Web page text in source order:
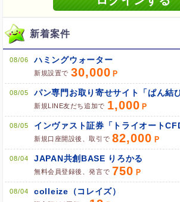
ポイント広告に関するFAQはこちら
新着案件
08/06 ハミングウォーター
新規設置で 30,000
08/05
新規LINE友だち追加で 1,000
08/05 インヴァスト証券「トライオート
新規口座開設後、取引で 82,000
08/04 JAPAN共創BASE りろかる
無料会員登録後、発言で 750
08/04 colleize（コレイズ）